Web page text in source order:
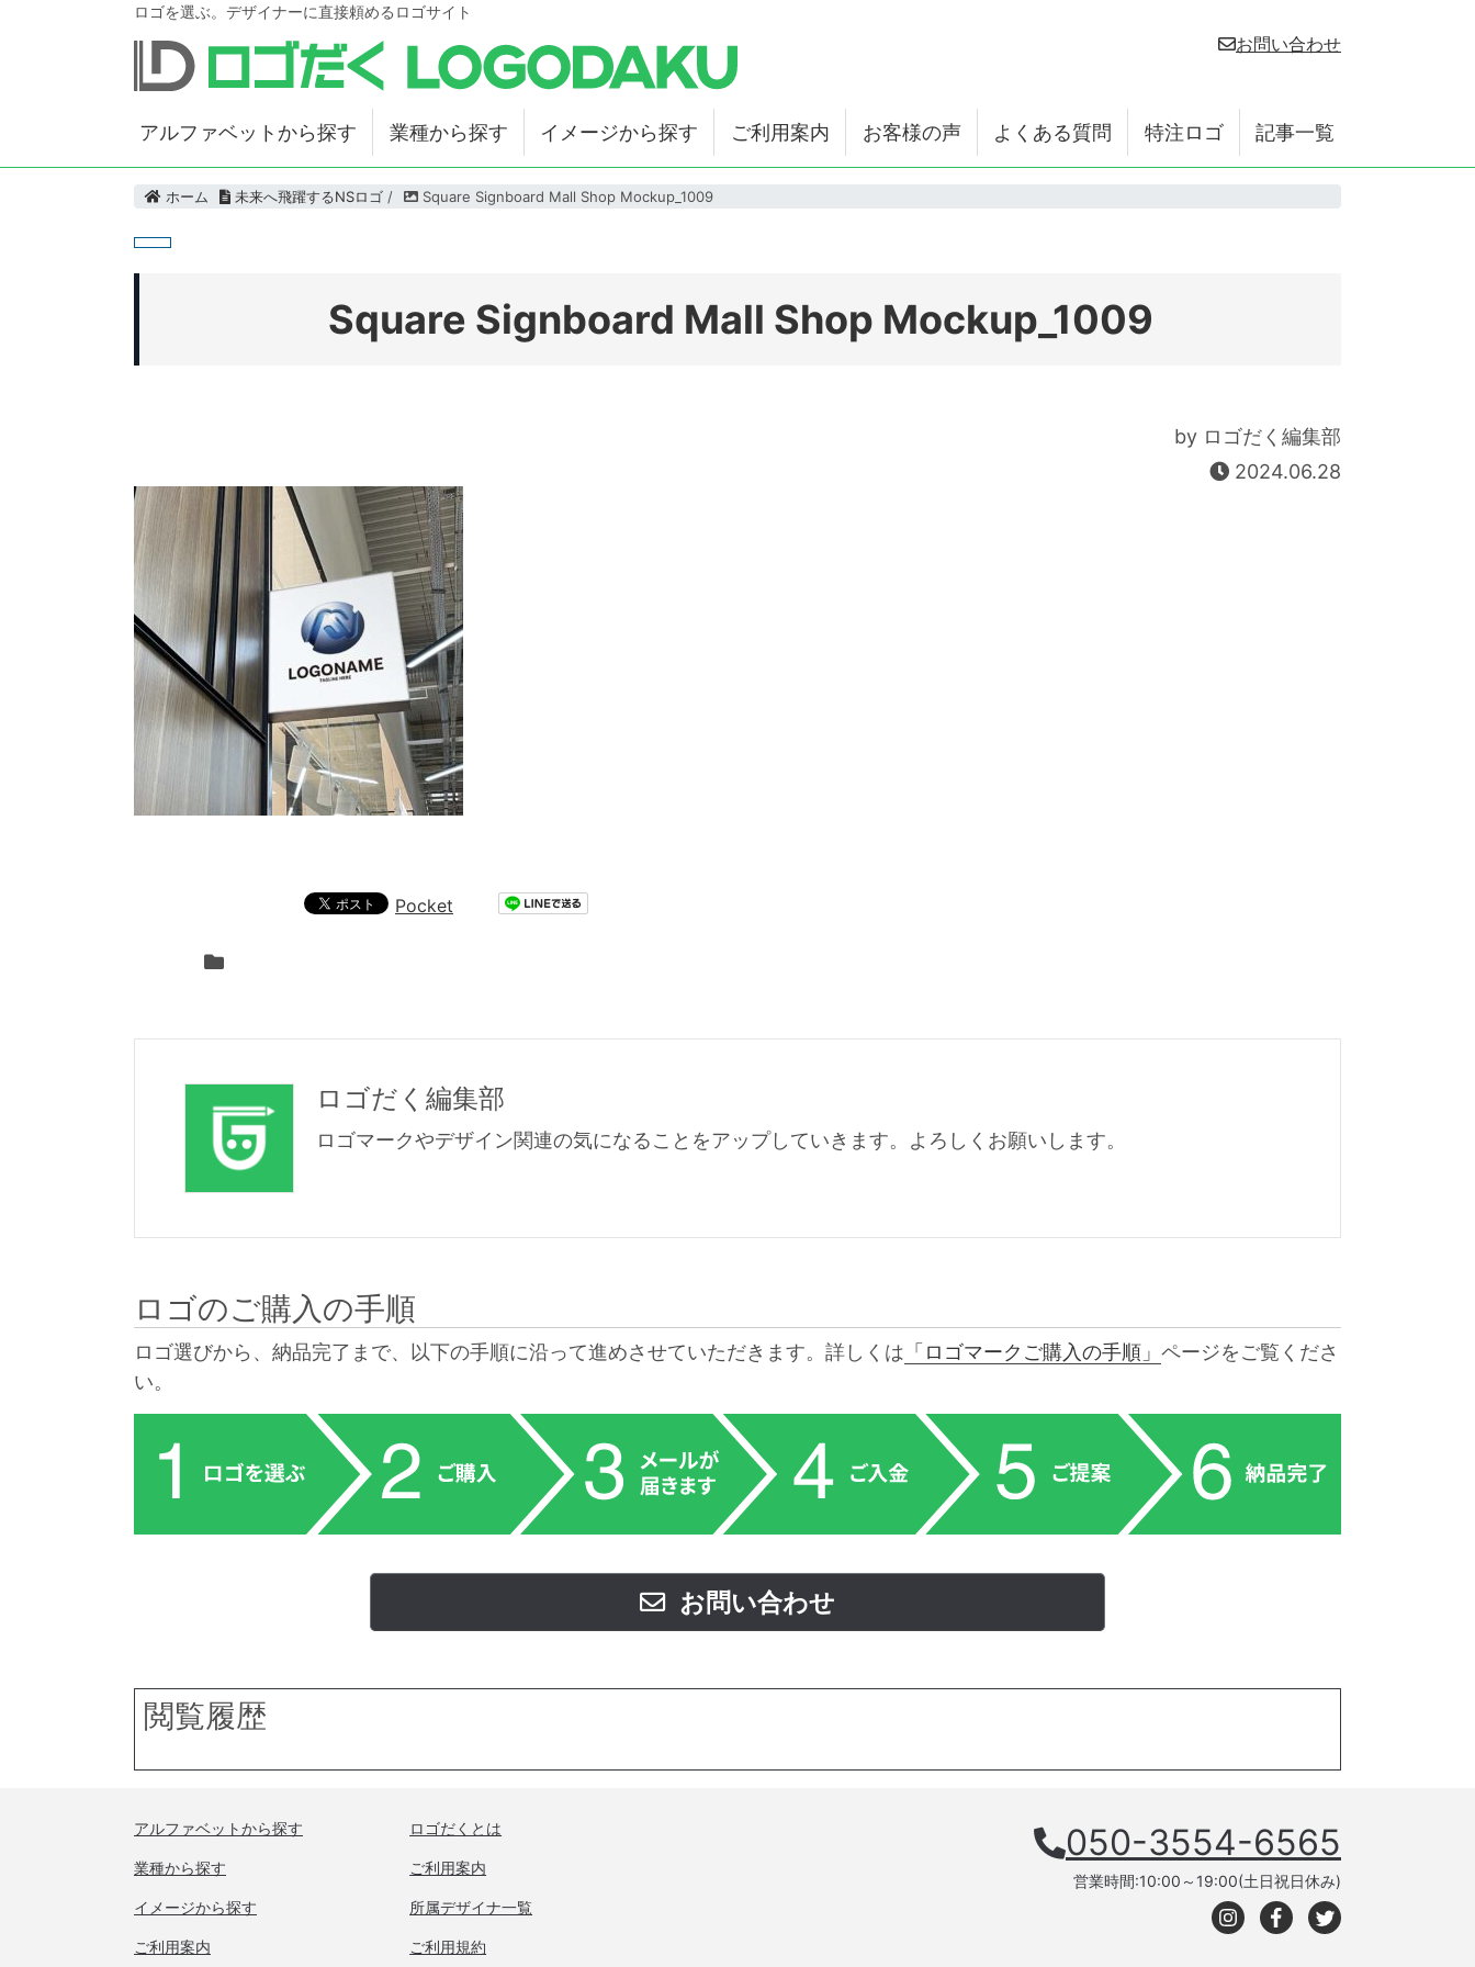
ロゴを選ぶ。デザイナーに直接頼めるロゴサイト
お問い合わせ
アルファベットから探す 業種から探す イメージから探す ご利用案内 お客様の声 よくある質問 特注ロゴ 記事一覧
ホーム 未来へ飛躍するNSロゴ / Square Signboard Mall Shop Mockup_1009
Square Signboard Mall Shop Mockup_1009
by ロゴだく編集部
2024.06.28
Pocket
ロゴだく編集部
ロゴマークやデザイン関連の気になることをアップしていきます。よろしくお願いします。
ロゴのご購入の手順
ロゴ選びから、納品完了まで、以下の手順に沿って進めさせていただきます。詳しくは 「ロゴマークご購入の手順」 ページをご覧くださ
い。
お問い合わせ
閲覧履歴
アルファベットから探す
業種から探す
イメージから探す
ご利用案内
ロゴだくとは
ご利用案内
所属デザイナ一覧
ご利用規約
050-3554-6565
営業時間:10:00～19:00(土日祝日休み)